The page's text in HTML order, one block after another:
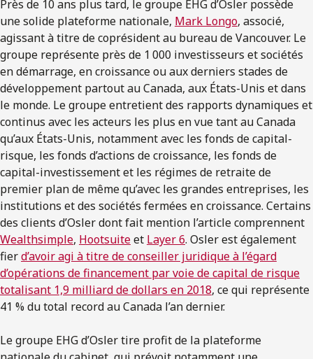
Près de 10 ans plus tard, le groupe EHG d’Osler possède
une solide plateforme nationale, Mark Longo, associé,
agissant à titre de coprésident au bureau de Vancouver. Le
groupe représente près de 1 000 investisseurs et sociétés
en démarrage, en croissance ou aux derniers stades de
développement partout au Canada, aux États-Unis et dans
le monde. Le groupe entretient des rapports dynamiques et
continus avec les acteurs les plus en vue tant au Canada
qu’aux États-Unis, notamment avec les fonds de capital-
risque, les fonds d’actions de croissance, les fonds de
capital-investissement et les régimes de retraite de
premier plan de même qu’avec les grandes entreprises, les
institutions et des sociétés fermées en croissance. Certains
des clients d’Osler dont fait mention l’article comprennent
Wealthsimple, Hootsuiteet Layer 6. Osler est également
fierd’avoir agi à titre de conseiller juridique à l’égard
d’opérations de financement par voie de capital de risque
totalisant 1,9 milliard de dollars en 2018, ce qui représente
41 % du total record au Canada l’an dernier.
Le groupe EHG d’Osler tire profit de la plateforme